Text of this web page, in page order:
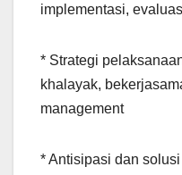
implementasi,
* Strategi
khalayak,
management
* Antisipasi dan